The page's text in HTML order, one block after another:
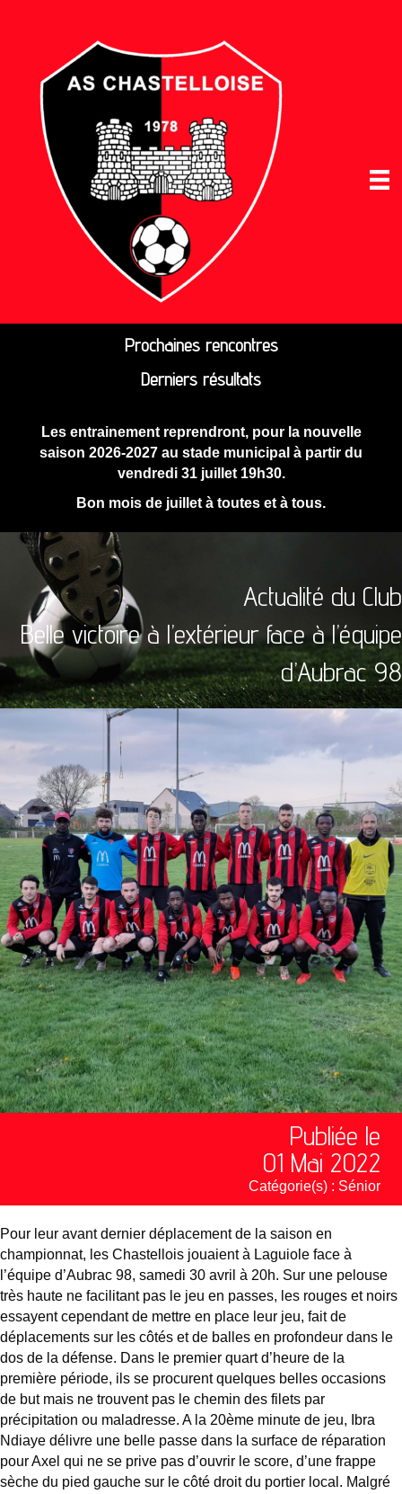
Prochaines rencontres
Derniers résultats
Les entrainement reprendront, pour la nouvelle
saison 2026-2027 au stade municipal à partir du
vendredi 31 juillet 19h30.
Bon mois de juillet à toutes et à tous.
Actualité du Club
Belle victoire à l’extérieur face à l’équipe
d’Aubrac 98
Publiée le
01 Mai 2022
Catégorie(s) : Sénior
Pour leur avant dernier déplacement de la saison en
championnat, les Chastellois jouaient à Laguiole face à
l’équipe d’Aubrac 98, samedi 30 avril à 20h. Sur une pelouse
très haute ne facilitant pas le jeu en passes, les rouges et noirs
essayent cependant de mettre en place leur jeu, fait de
déplacements sur les côtés et de balles en profondeur dans le
dos de la défense. Dans le premier quart d’heure de la
première période, ils se procurent quelques belles occasions
de but mais ne trouvent pas le chemin des filets par
précipitation ou maladresse. A la 20ème minute de jeu, Ibra
Ndiaye délivre une belle passe dans la surface de réparation
pour Axel qui ne se prive pas d’ouvrir le score, d’une frappe
sèche du pied gauche sur le côté droit du portier local. Malgré